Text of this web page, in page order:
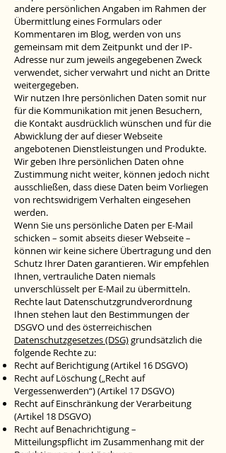
andere persönlichen Angaben im Rahmen der
Übermittlung eines Formulars oder
Kommentaren im Blog, werden von uns
gemeinsam mit dem Zeitpunkt und der IP-
Adresse nur zum jeweils angegebenen Zweck
verwendet, sicher verwahrt und nicht an Dritte
weitergegeben.
Wir nutzen Ihre persönlichen Daten somit nur
für die Kommunikation mit jenen Besuchern,
die Kontakt ausdrücklich wünschen und für die
Abwicklung der auf dieser Webseite
angebotenen Dienstleistungen und Produkte.
Wir geben Ihre persönlichen Daten ohne
Zustimmung nicht weiter, können jedoch nicht
ausschließen, dass diese Daten beim Vorliegen
von rechtswidrigem Verhalten eingesehen
werden.
Wenn Sie uns persönliche Daten per E-Mail
schicken – somit abseits dieser Webseite –
können wir keine sichere Übertragung und den
Schutz Ihrer Daten garantieren. Wir empfehlen
Ihnen, vertrauliche Daten niemals
unverschlüsselt per E-Mail zu übermitteln.
Rechte laut Datenschutzgrundverordnung
Ihnen stehen laut den Bestimmungen der
DSGVO und des österreichischen
Datenschutzgesetzes (DSG)grundsätzlich die
folgende Rechte zu:
Recht auf Berichtigung (Artikel 16 DSGVO)
Recht auf Löschung („Recht auf
Vergessenwerden“) (Artikel 17 DSGVO)
Recht auf Einschränkung der Verarbeitung
(Artikel 18 DSGVO)
Recht auf Benachrichtigung –
Mitteilungspflicht im Zusammenhang mit der